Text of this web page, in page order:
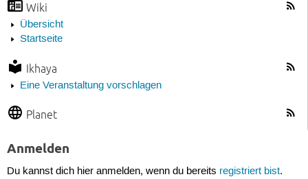
Wiki
Übersicht
Startseite
Ikhaya
Eine Veranstaltung vorschlagen
Planet
Anmelden
Du kannst dich hier anmelden, wenn du bereits registriert bist.